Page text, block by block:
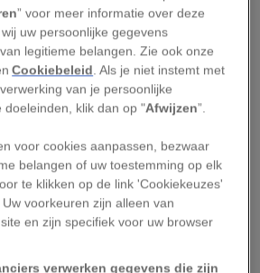
De beroemde
is met 5,5 kilometer niet
onderschat deze route niet
passages en flinke
maken dit tot een sportieve
zomer is deze route op haar
de Semois kleurt dan intens
zorgen de bomen voor
Via smalle paadjes klim je
” voor meer informatie over deze
uw persoonlijke gegevens
legitieme belangen. Zie ook onze
Cookiebeleid. Als je niet instemt met
van je persoonlijke
doeleinden, klik dan op "Afwijzen”.
voor cookies aanpassen, bezwaar
belangen of uw toestemming op elk
te klikken op de link 'Cookiekeuzes'
voorkeuren zijn alleen van
en zijn specifiek voor uw browser
verwerken gegevens die zijn